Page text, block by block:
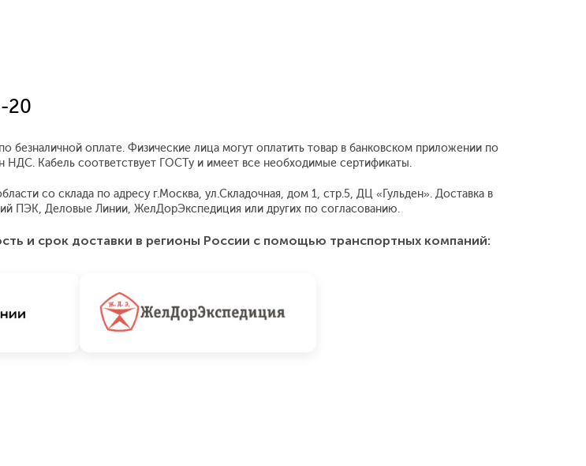
20
безналичной оплате. Физические лица могут оплатить товар в банковском приложении по
НДС. Кабель соответствует ГОСТу и имеет все необходимые сертификаты.
со склада по адресу г.Москва, ул.Складочная, дом 1, стр.5, ДЦ «Гульден». Доставка в
ПЭК, Деловые Линии, ЖелДорЭкспедиция или других по согласованию.
и срок доставки в регионы России с помощью транспортных компаний: